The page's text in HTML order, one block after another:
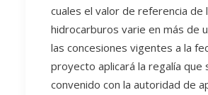
cuales el valor de referencia de
hidrocarburos varie en más de
las concesiones vigentes a la
proyecto aplicará la regalía que
convenido con la autoridad de